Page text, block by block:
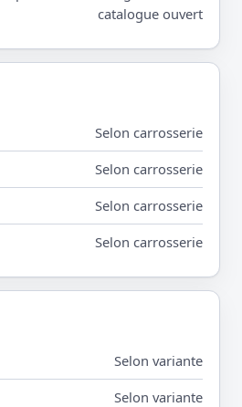
catalogue ouvert
Selon carrosserie
Selon carrosserie
Selon carrosserie
Selon carrosserie
Selon variante
Selon variante